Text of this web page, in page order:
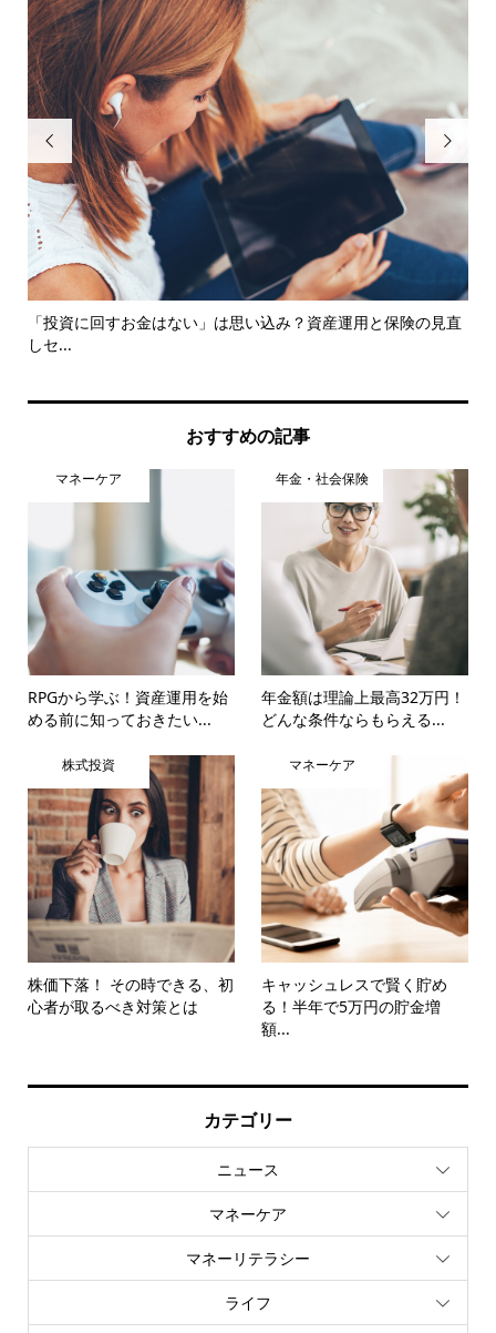

「投資に回すお金はない」は思い込み？資産運用と保険の見直
しセ...

おすすめの記事
マネーケア
RPGから学ぶ！資産運用を始
める前に知っておきたい...
年金・社会保険
年金額は理論上最高32万円！
どんな条件ならもらえる...
株式投資
株価下落！ その時できる、初
心者が取るべき対策とは
マネーケア
キャッシュレスで賢く貯め
る！半年で5万円の貯金増
額...
カテゴリー
ニュース
マネーケア
マネーリテラシー
ライフ